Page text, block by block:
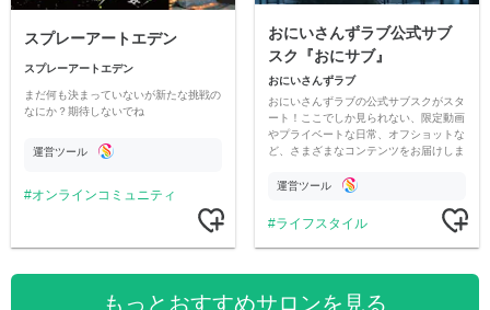
スプレーアートエデン
スプレーアートエデン
まだ何も決まっていないが新たな挑戦の
なにか？期待しないでね
運営ツール
オンラインコミュニティ
おにいさんずラブ公式サブ
スク『おにサブ』
おにいさんずラブ
おにいさんずラブの公式サブスクがスタ
ート！ここでしか見られない、限定動画
やプライベートな日常、オフショットな
ど、さまざまなコンテンツをお届けしま
運営ツール
ライフスタイル
もっとおすすめサロンを見る